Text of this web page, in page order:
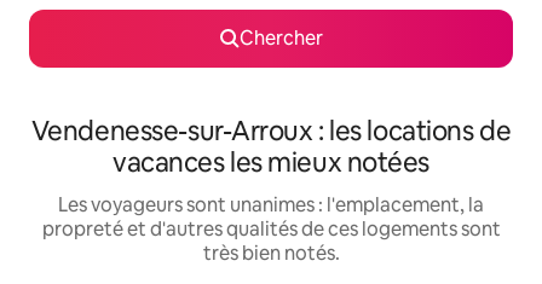
Chercher
Vendenesse-sur-Arroux : les locations de
vacances les mieux notées
Les voyageurs sont unanimes : l'emplacement, la
propreté et d'autres qualités de ces logements sont
très bien notés.